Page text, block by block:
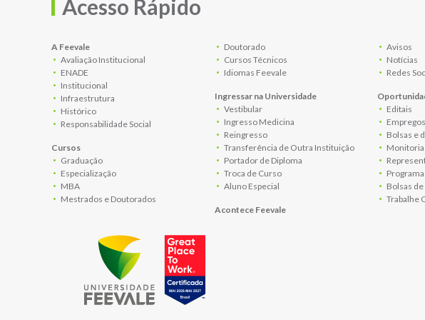
Acesso Rápido
A Feevale
Avaliação Institucional
ENADE
Institucional
Infraestrutura
Histórico
Responsabilidade Social
Cursos
Graduação
Especialização
MBA
Mestrados e Doutorados
Doutorado
Cursos Técnicos
Idiomas Feevale
Ingressar na Universidade
Vestibular
Ingresso Medicina
Reingresso
Transferência de Outra Instituição
Portador de Diploma
Troca de Curso
Aluno Especial
Acontece Feevale
Avisos
Notícias
Redes
Editais
Bolsas e
Monitoria
Bolsas
Trabalhe